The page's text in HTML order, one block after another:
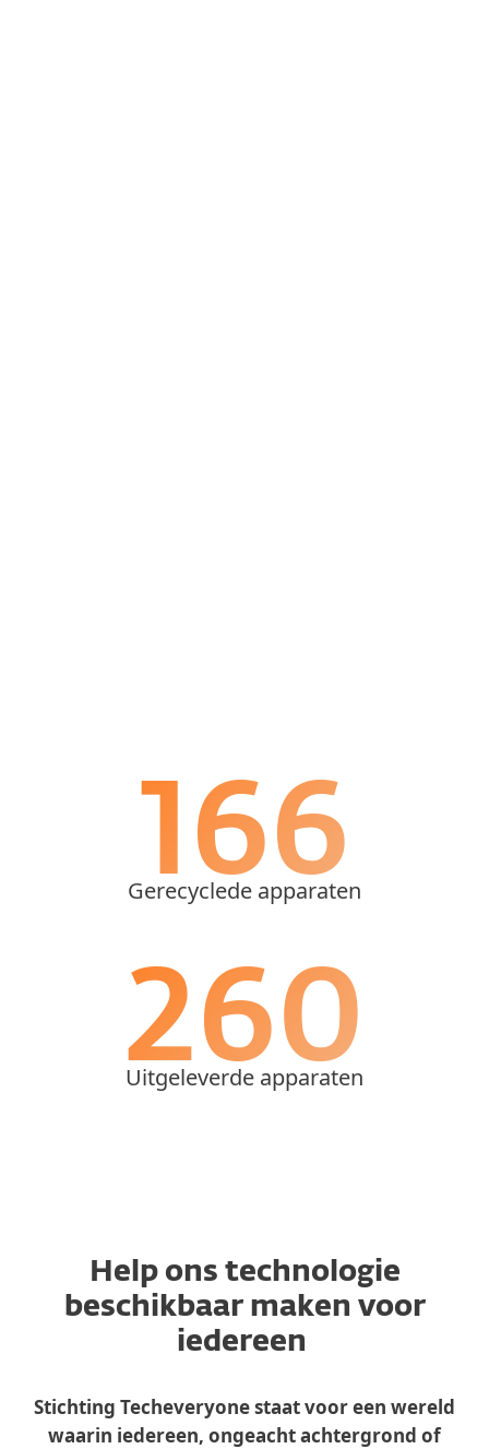
188
Gerecyclede apparaten
295
Uitgeleverde apparaten
Help ons technologie
beschikbaar maken voor
iedereen
Stichting Techeveryone staat voor een wereld
waarin iedereen, ongeacht achtergrond of